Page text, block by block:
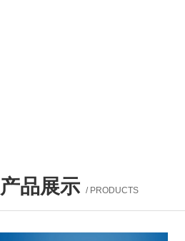
产品展示 / PRODUCTS